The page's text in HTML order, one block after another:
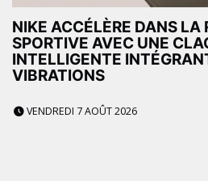
NIKE ACCÉLÈRE DANS LA
SPORTIVE AVEC UNE
INTELLIGENTE
VIBRATIONS
VENDREDI 7 AOÛT 2026